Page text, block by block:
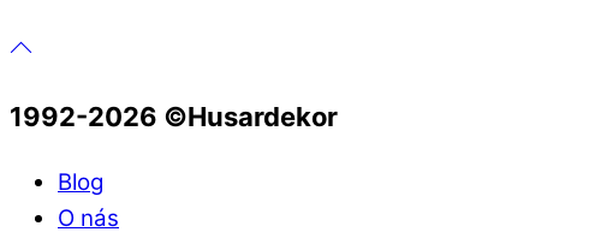
1992-2026 ©️Husardekor
Blog
O nás